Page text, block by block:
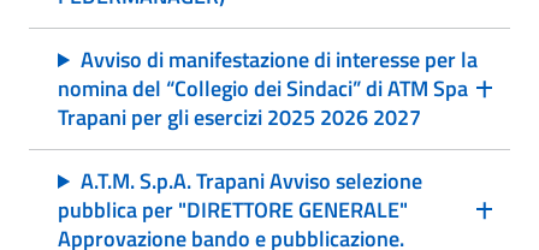
Avviso di manifestazione di interesse per la
nomina del “Collegio dei Sindaci” di ATM Spa
Trapani per gli esercizi 2025 2026 2027
A.T.M. S.p.A. Trapani Avviso selezione
pubblica per "DIRETTORE GENERALE"
Approvazione bando e pubblicazione.